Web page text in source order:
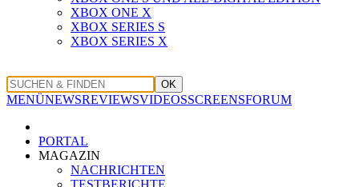
XBOX ONE X
XBOX SERIES S
XBOX SERIES X
OK
MENÜNEWSREVIEWSVIDEOSSCREENSFORUM
PORTAL
MAGAZIN
NACHRICHTEN
TESTBERICHTE